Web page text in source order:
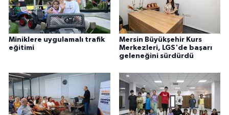
Miniklere uygulamalı trafik
eğitimi
Mersin Büyükşehir Kurs
Merkezleri, LGS'de başarı
geleneğini sürdürdü